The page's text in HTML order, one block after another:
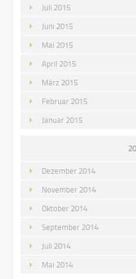
Juli 2015
Juni 2015
Mai 2015
April 2015
März 2015
Februar 2015
Januar 2015
Dezember 2014
November 2014
Oktober 2014
September 2014
Juli 2014
Mai 2014